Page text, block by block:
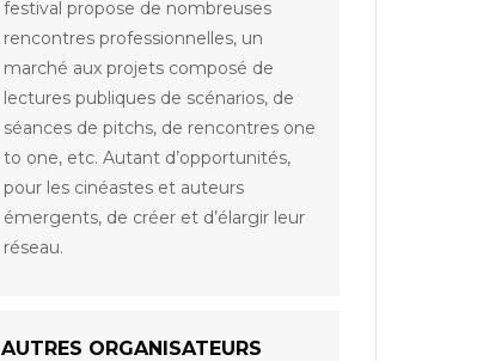
festival propose de nombreuses
rencontres professionnelles, un
marché aux projets composé de
lectures publiques de scénarios, de
séances de pitchs, de rencontres one
to one, etc. Autant d’opportunités,
pour les cinéastes et auteurs
émergents, de créer et d’élargir leur
réseau.
AUTRES ORGANISATEURS